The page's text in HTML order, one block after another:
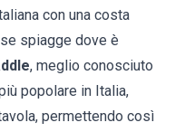
con una costa
spiagge dove è
, meglio conosciuto
popolare in Italia,
permettendo così